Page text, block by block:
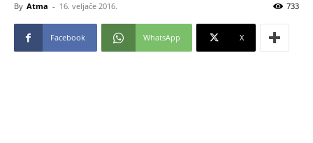
By Atma - 16. veljače 2016. 733
Facebook WhatsApp X